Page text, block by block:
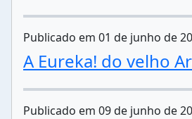
Publicado em 01 de junho de
A Eureka! do velho
Publicado em 09 de junho de